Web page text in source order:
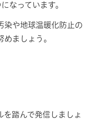
なっています。
染や地球温暖化防止の
ましょう。
踏んで発信しましょ